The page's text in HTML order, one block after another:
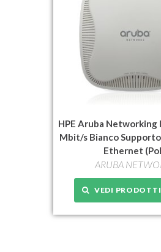
HPE Aruba Networking
Mbit/s Bianco
Ethernet
ARUBA
VEDI